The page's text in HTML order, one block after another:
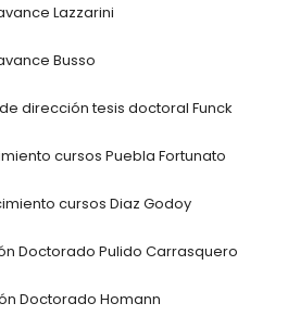
Lazzarini
Busso
dirección tesis doctoral Funck
cursos Puebla Fortunato
cursos Diaz Godoy
Doctorado Pulido Carrasquero
Doctorado Homann